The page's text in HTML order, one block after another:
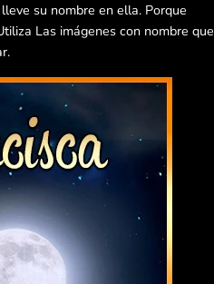
su nombre en ella. Porque
Las imágenes con nombre que